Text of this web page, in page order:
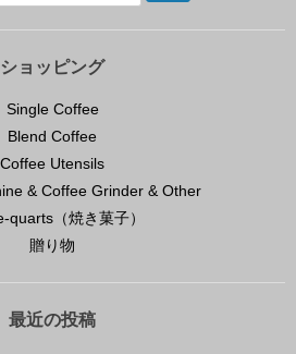
ショッピング
Single Coffee
Blend Coffee
Coffee Utensils
& Coffee Grinder & Other
quarts（焼き菓子）
贈り物
最近の投稿